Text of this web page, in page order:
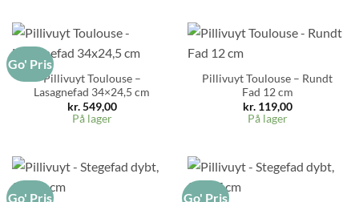
Go' Pris
Pillivuyt Toulouse –
Lasagnefad 34×24,5 cm
kr.549,00
På lager
Pillivuyt Toulouse – Rundt
Fad 12 cm
kr.119,00
På lager
Go' Pris Go' Pris